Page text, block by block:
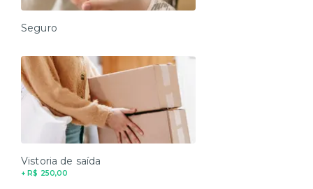
Seguro
Vistoria de saída
+ R$ 250,00